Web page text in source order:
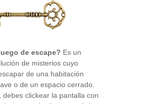
de escape? Es un
de misterios cuyo
de una habitación
o de un espacio cerrado.
debes clickear la pantalla con